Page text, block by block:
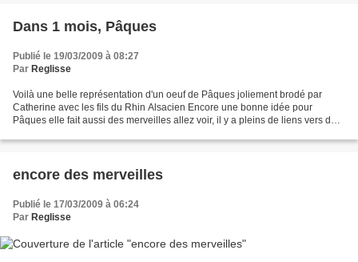
Dans 1 mois, Pâques
Publié le 19/03/2009 à 08:27
Par Reglisse
Voilà une belle représentation d'un oeuf de Pâques joliement brodé par
Catherine avec les fils du Rhin Alsacien Encore une bonne idée pour
Pâques elle fait aussi des merveilles allez voir, il y a pleins de liens vers des
encore des merveilles
Publié le 17/03/2009 à 06:24
Par Reglisse